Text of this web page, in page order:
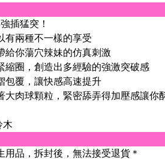
插猛突！
有兩種不一樣的享受
給你蕩穴辣妹的仿真刺激
縮圈，創造出多經驗的強激突破感
包覆，讓快感高速提升
大肉球顆粒，緊密舔弄得加壓感讓你
木
用品，拆封後，無法接受退貨＊